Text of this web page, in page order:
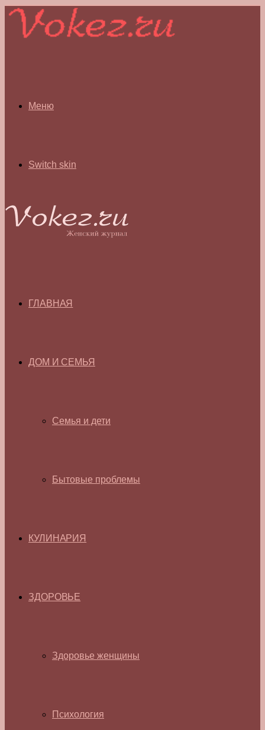
Меню
Switch skin
ГЛАВНАЯ
ДОМ И СЕМЬЯ
Семья и дети
Бытовые проблемы
КУЛИНАРИЯ
ЗДОРОВЬЕ
Здоровье женщины
Психология